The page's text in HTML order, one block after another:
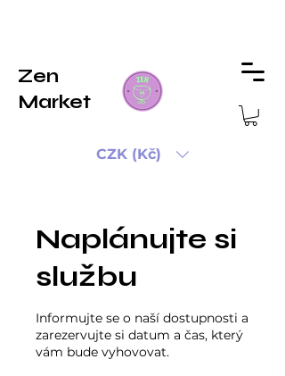
Zen
Market
CZK (Kč)
Naplánujte si
službu
Informujte se o naší dostupnosti a
zarezervujte si datum a čas, který
vám bude vyhovovat.